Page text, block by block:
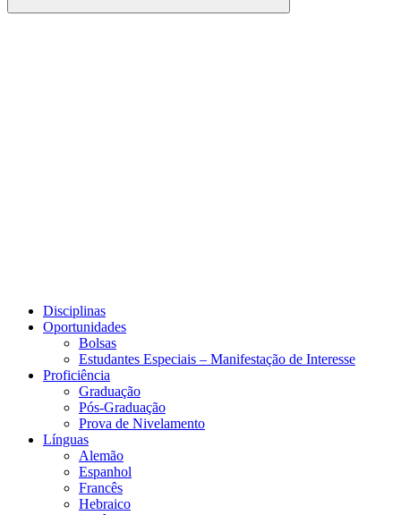
Buscar
Disciplinas
Oportunidades
Bolsas
Estudantes Especiais – Manifestação de Interesse
Proficiência
Graduação
Pós-Graduação
Prova de Nivelamento
Línguas
Alemão
Espanhol
Francês
Hebraico